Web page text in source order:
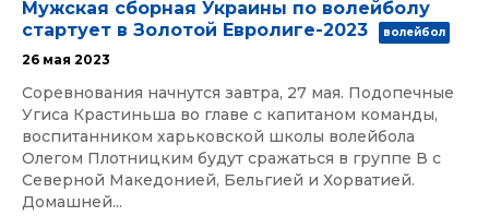
Мужская сборная Украины по волейболу
стартует в Золотой Евролиге-2023
волейбол
26 мая 2023
Соревнования начнутся завтра, 27 мая. Подопечные
Угиса Крастиньша во главе с капитаном команды,
воспитанником харьковской школы волейбола
Олегом Плотницким будут сражаться в группе В с
Северной Македонией, Бельгией и Хорватией.
Домашней...